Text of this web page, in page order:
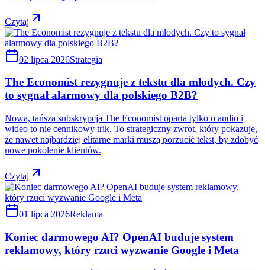
Czytaj
02 lipca 2026Strategia
The Economist rezygnuje z tekstu dla młodych. Czy
to sygnał alarmowy dla polskiego B2B?
Nowa, tańsza subskrypcja The Economist oparta tylko o audio i
wideo to nie cennikowy trik. To strategiczny zwrot, który pokazuje,
że nawet najbardziej elitarne marki muszą porzucić tekst, by zdobyć
nowe pokolenie klientów.
Czytaj
01 lipca 2026Reklama
Koniec darmowego AI? OpenAI buduje system
reklamowy, który rzuci wyzwanie Google i Meta